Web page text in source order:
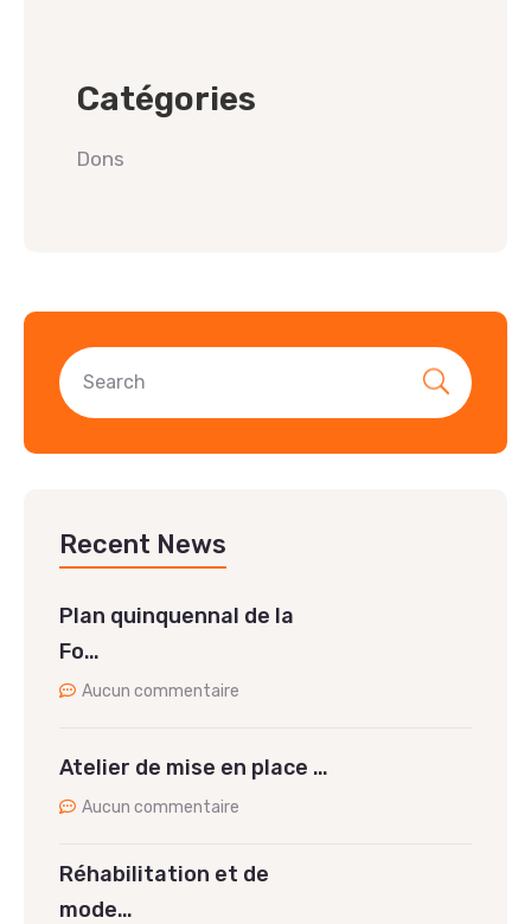
Catégories
Dons
Recent News
Plan quinquennal de la
Fo…
Aucun commentaire
Atelier de mise en place …
Aucun commentaire
Réhabilitation et de
mode…